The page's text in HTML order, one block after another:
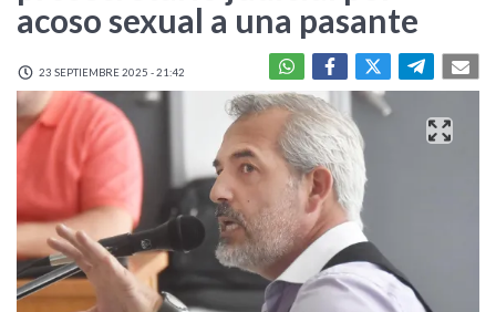
acoso sexual a una pasante
23 SEPTIEMBRE 2025 - 21:42